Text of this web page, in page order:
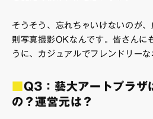
そうそう、忘れちゃいけないのが
則写真撮影OKなんです。皆さんに
うに、カジュアルでフレンドリーな
Q3：藝大アートプラザ
の？運営元は？